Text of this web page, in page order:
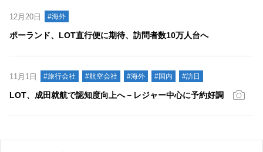
12月20日 #海外
ポーランド、LOT直行便に期待、訪問者数10万人台へ
11月1日 #旅行会社 #航空会社 #海外 #国内 #訪日
LOT、成田就航で認知度向上へ－レジャー中心に予約好調